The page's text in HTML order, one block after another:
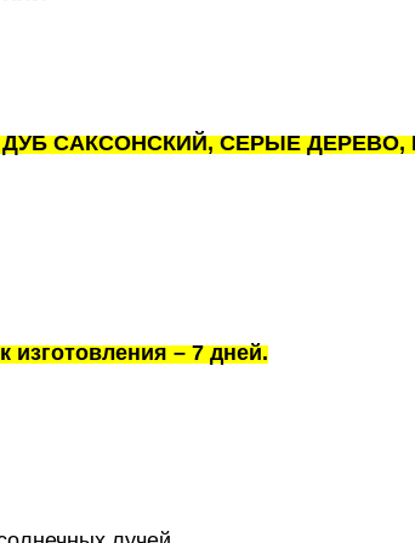
ДУБ САКСОНСКИЙ, СЕРЫЕ
– 7 дней.